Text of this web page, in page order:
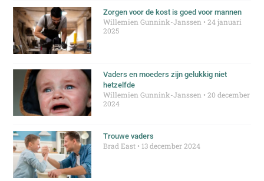
Zorgen voor de kost is goed voor mannen
Willemien Gunnink-Janssen
24 januari
2025
Vaders en moeders zijn gelukkig niet
hetzelfde
Willemien Gunnink-Janssen
20 december
2024
Trouwe vaders
Brad East 13 december 2024